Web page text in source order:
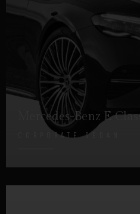
Mercedes-Benz E
CORPORATE SEDAN